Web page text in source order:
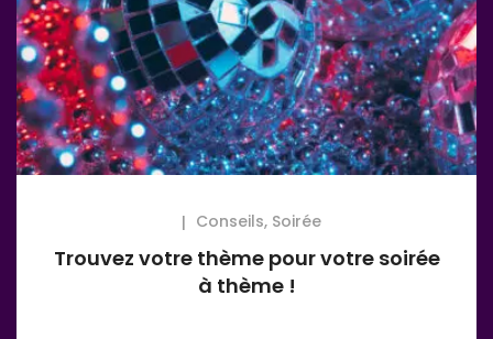
Conseils, Soirée
Trouvez votre thème pour votre soirée
à thème !